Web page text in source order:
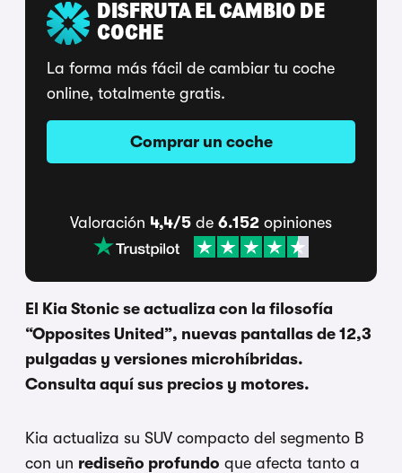
DISFRUTA EL CAMBIO DE
COCHE
La forma más fácil de cambiar tu coche
online, totalmente gratis.
Comprar un coche
Valoración 4,4/5 de 6.152 opiniones
El Kia Stonic se actualiza con la filosofía
“Opposites United”, nuevas pantallas de 12,3
pulgadas y versiones microhíbridas.
Consulta aquí sus precios y motores.
Kia actualiza su SUV compacto del segmento B
con un rediseño profundo que afecta tanto a